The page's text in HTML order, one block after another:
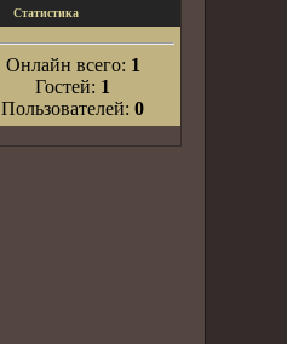
Статистика
Онлайн всего: 1
Гостей: 1
Пользователей: 0